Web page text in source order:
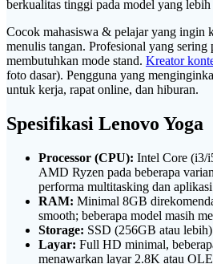
berkualitas tinggi pada model yang
Cocok mahasiswa & pelajar yang ingin
menulis tangan. Profesional yang sering
membutuhkan mode stand. Kreator
foto dasar). Pengguna yang
untuk kerja, rapat online, dan hiburan.
Spesifikasi Lenovo Yoga
Processor (CPU): Intel Core (i3/
AMD Ryzen pada beberapa
performa multitasking dan
RAM: Minimal 8GB
smooth; beberapa model masih
Storage: SSD (256GB atau lebih)
Layar: Full HD minimal,
menawarkan layar 2.8K atau